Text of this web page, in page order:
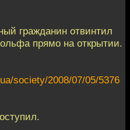
гражданин отвинтил
прямо на открытии.
society/2008/07/05/5376